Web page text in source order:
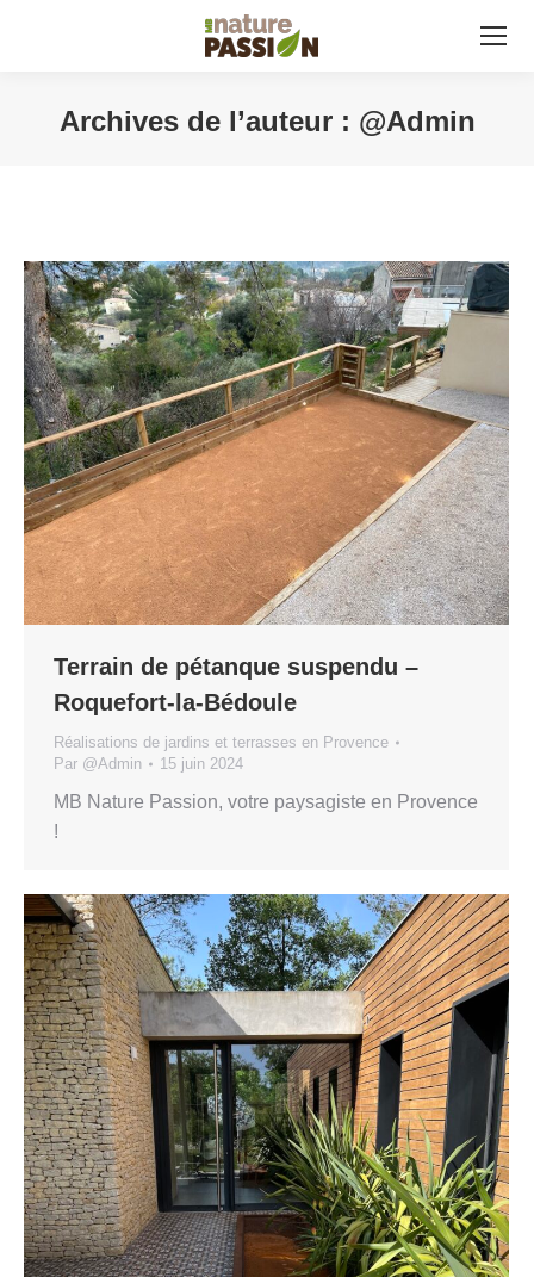
Archives de l’auteur : @Admin
Terrain de pétanque suspendu –
Roquefort-la-Bédoule
Réalisations de jardins et terrasses en Provence
Par @Admin 15 juin 2024
MB Nature Passion, votre paysagiste en Provence
!